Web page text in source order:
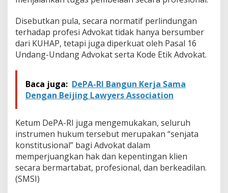
Disebutkan pula, secara normatif perlindungan
terhadap profesi Advokat tidak hanya bersumber
dari KUHAP, tetapi juga diperkuat oleh Pasal 16
Undang-Undang Advokat serta Kode Etik Advokat.
Baca juga: DePA-RI Bangun Kerja Sama
Dengan Beijing Lawyers Association
Ketum DePA-RI juga mengemukakan, seluruh
instrumen hukum tersebut merupakan “senjata
konstitusional” bagi Advokat dalam
memperjuangkan hak dan kepentingan klien
secara bermartabat, profesional, dan berkeadilan.
(SMSI)